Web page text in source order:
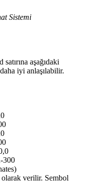
Sistemi
aşağıdaki
iyi anlaşılabilir.
300
olarak verilir. Sembol